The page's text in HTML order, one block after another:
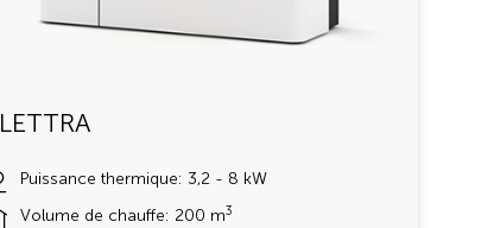
Puissance thermique: 3,2 - 8 kW
Volume de chauffe: 200 m3